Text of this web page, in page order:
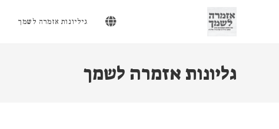
גיליונות אזמרה לשמך
גליונות אזמרה לשמך